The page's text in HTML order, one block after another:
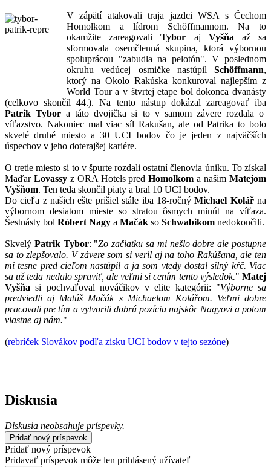
V zápätí atakovali traja jazdci WSA s Čechom
Homolkom a lídrom Schöffmannom. Na to
okamžite zareagovaliTybor aj Vyšňa až sa
sformovala osemčlenná skupina, ktorá výbornou
spoluprácou "zabudla na pelotón". V poslednom
okruhu vedúcej osmičke nastúpil Schöffmann,
ktorý na Okolo Rakúska konkuroval najlepším z
World Tour a v štvrtej etape bol dokonca dvanásty
(celkovo skončil 44.). Na tento nástup dokázal zareagovať iba
Patrik Tybor a táto dvojička si to v samom závere rozdala o
víťazstvo. Nakoniec mal viac síl Rakušan, ale od Patrika to bolo
skvelé druhé miesto a 30 UCI bodov čo je jeden z najväčších
úspechov v jeho doterajšej kariére.
O tretie miesto si to v špurte rozdali ostatní členovia úniku. To získal
Maďar Lovassyz ORA Hotels predHomolkom a našimMatejom
Vyšňom. Ten teda skončil piaty a bral 10 UCI bodov.
Do cieľa z našich ešte prišiel stále iba 18-ročnýMichael Kolářna
výbornom desiatom mieste so stratou ôsmych minút na víťaza.
Šestnásty bol Róbert Nagy a Mačák so Schwabikom nedokončili.
Skvelý Patrik Tybor: "Zo začiatku sa mi nešlo dobre ale postupne
sa to zlepšovalo. V závere som si veril aj na toho Rakúšana, ale ten
mi tesne pred cieľom nastúpil a ja som vtedy dostal silný kŕč. Viac
sa už teda nedalo spraviť, ale veľmi si cením tento výsledok."Matej
Vyšňa si pochvaľoval nováčikov v elite kategórii: "Výborne sa
predviedli aj Matúš Mačák s Michaelom Kolářom. Veľmi dobre
pracovali pre tím a vytvorili dobrú pozíciu najskôr Nagyovi a potom
vlastne aj nám."
(rebríček Slovákov podľa zisku UCI bodov v tejto sezóne)
Diskusia
Diskusia neobsahuje príspevky.
Pridať nový príspevok
Pridať nový príspevok
Pridavať príspevok môže len prihlásený užívateľ